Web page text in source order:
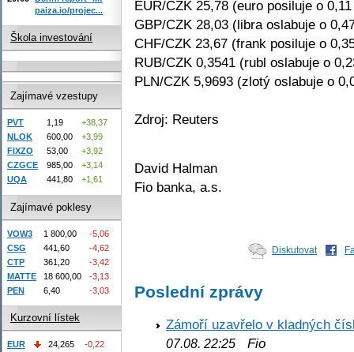
EUR/CZK 25,78 (euro posiluje o
GBP/CZK 28,03 (libra oslabuje o
CHF/CZK 23,67 (frank posiluje o
RUB/CZK 0,3541 (rubl oslabuje o
PLN/CZK 5,9693 (zlotý oslabuje o
Zdroj: Reuters
David Halman
Fio banka, a.s.
Diskutovat
Poslední zprávy
Zámoří uzavřelo v kladných
07.08. 22:25 Fio
paiza.io/projec...
Škola investování
Zajímavé vzestupy
PVT 1,19
+38,37
NLOK
600,00
+3,99
FIXZO
53,00
+3,92
CZGCE
985,00
+3,14
UQA
441,80 +1,61
Zajímavé poklesy
VOW3 1 800,00
-5,06
CSG
441,60
-4,62
CTP
361,20
-3,42
MATTE
18 600,00
-3,13
PEN
6,40 -3,03
Kurzovní lístek
EUR 24,265
-0,22